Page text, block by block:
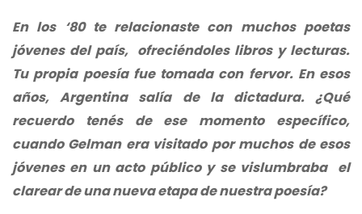
En los ‘80 te relacionaste con muchos poetas
jóvenes del país, ofreciéndoles libros y lecturas.
Tu propia poesía fue tomada con fervor. En esos
años, Argentina salía de la dictadura. ¿Qué
recuerdo tenés de ese momento específico,
cuando Gelman era visitado por muchos de esos
jóvenes en un acto público y se vislumbraba el
clarear de una nueva etapa de nuestra poesía?